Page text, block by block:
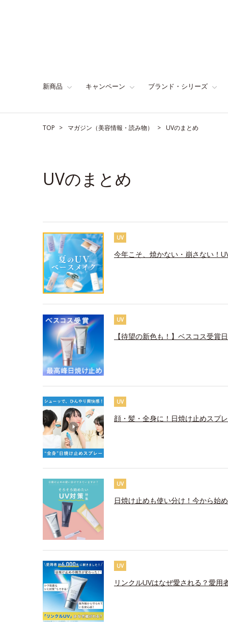
新商品 キャンペーン ブランド・シリーズ
TOP マガジン（美容情報・読み物） UVのまとめ
UVのまとめ
UV
今年こそ、焼かない・崩さない！
UV
【待望の新色も！】ベスコス受賞
UV
顔・髪・全身に！日焼け止めスプ
UV
日焼け止めも使い分け！今から始
UV
リンクルUVはなぜ愛される？愛